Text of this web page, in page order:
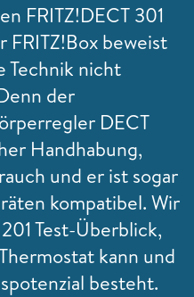
FRITZ!DECT 301
FRITZ!Box beweist
Technik nicht
der
DECT
Handhabung,
und er ist sogar
kompatibel. Wir
Test-Überblick,
kann und
besteht.